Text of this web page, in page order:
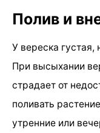
Полив и
У вереска густая,
При высыхании
страдает от
поливать
утренние или